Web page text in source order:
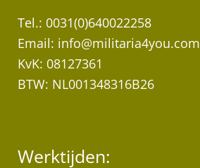
Tel.: 0031(0)640022258
Email: info@militaria4you.com
KvK: 08127361
BTW: NL001348316B26
Werktijden: